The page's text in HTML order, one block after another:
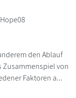
den Ablauf
Zusammenspiel von
Faktoren a...